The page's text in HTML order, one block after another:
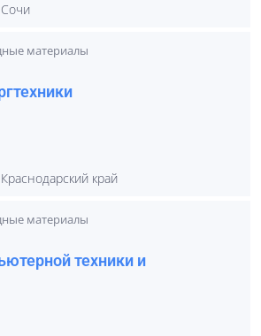
Сочи
материалы
Краснодарский край
материалы
техники и